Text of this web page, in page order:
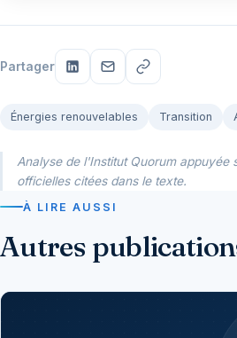
Partager
Énergies renouvelables Transition
Analyse de l'Institut Quorum appuyée
officielles citées dans le texte.
À LIRE AUSSI
Autres